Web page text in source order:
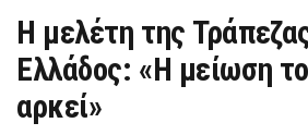
Η μελέτη της
Ελλάδος: «Η μείωση
αρκεί»